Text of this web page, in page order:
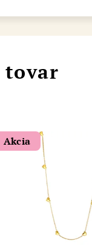
tovar
Akcia